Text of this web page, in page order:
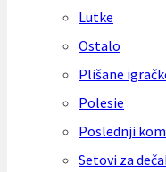
Lutke
Ostalo
Plišane
Polesie
Poslednji
Setovi za